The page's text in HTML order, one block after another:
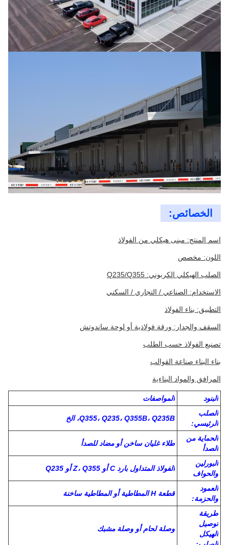
اسم المنتج: مبنى هيكلي من الفولاذ
اللون: مخصص
الصلب الهيكلي الكربوني: Q235/Q355
الاستخدام: الصناعي / التجاري / السكني
التطبيق: بناء الفولاذ
السقف والجدار: ورقة فولاذية أو لوحة ساندوتش
تصنيع الفولاذ حسب الطلب
بناء البناء صناعة القوالب
المرافق والمواد البناءية
البنود